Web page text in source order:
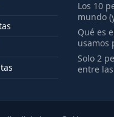
Los 10
mundo
Qué es
usamos
Solo 2
entre